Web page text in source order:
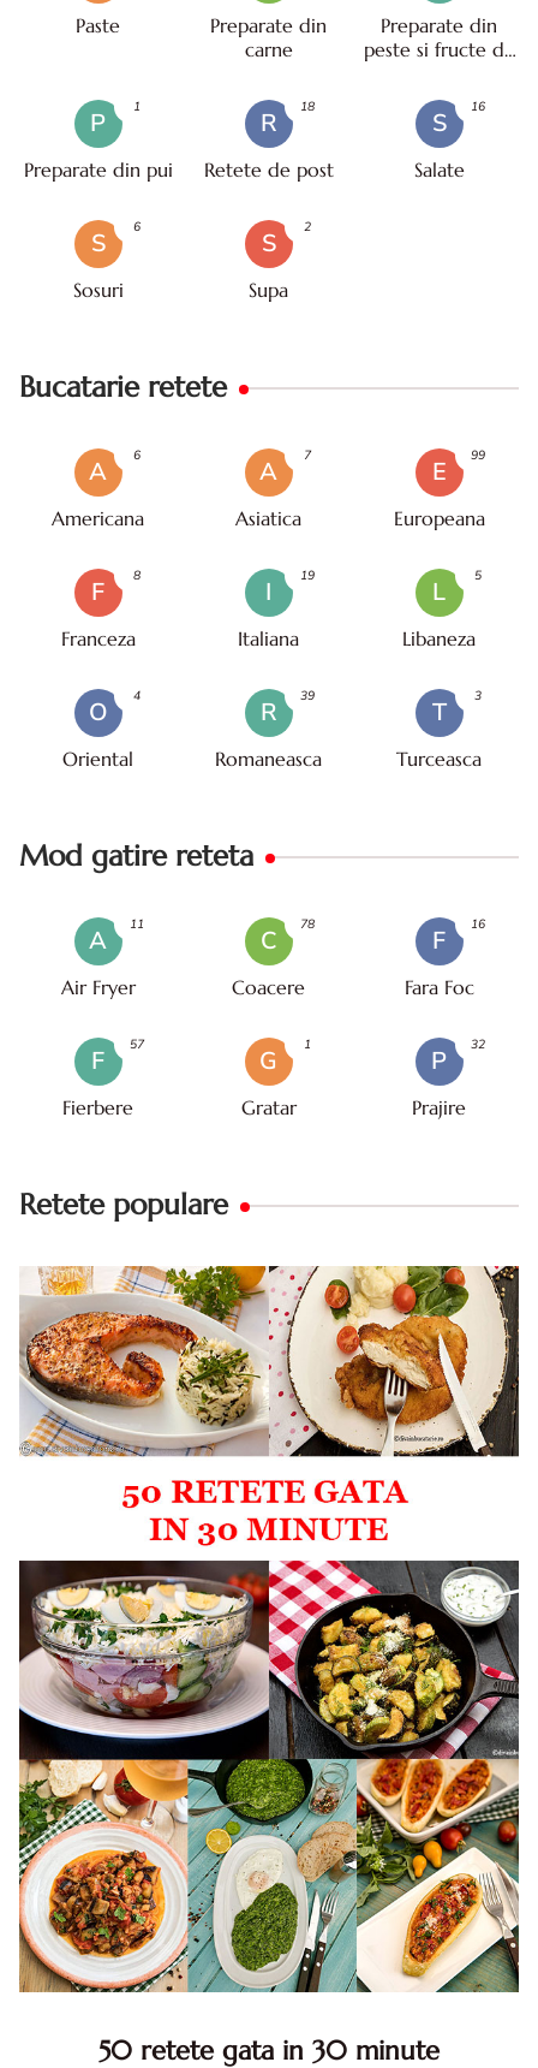
Paste
Preparate din
carne
Preparate din
peste si fructe de
P
Preparate din pui
1
R
Retete de post
18
S
Salate
16
S
Sosuri
6
S
Supa
2
Bucatarie retete
A
Americana
6
A
Asiatica
7
E
Europeana
99
F
Franceza
8
I
Italiana
19
L
Libaneza
5
O
Oriental
4
R
Romaneasca
39
T
Turceasca
3
Mod gatire reteta
A
Air Fryer
11
C
Coacere
78
F
Fara Foc
16
F
Fierbere
57
G
Gratar
1
P
Prajire
32
Retete populare
50 retete gata in 30 minute